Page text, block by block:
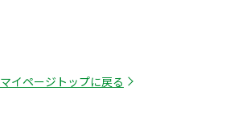
マイページトップに戻る